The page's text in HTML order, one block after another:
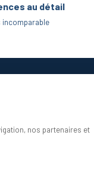
nos partenaires et
au détail
incomparable
La qualité
? Nos experts